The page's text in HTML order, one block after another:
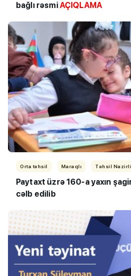
bağlı rəsmiAÇIQLAMA
Orta təhsil Maraqlı Təhsil
Paytaxt üzrə 160-a yaxın
cəlb edilib